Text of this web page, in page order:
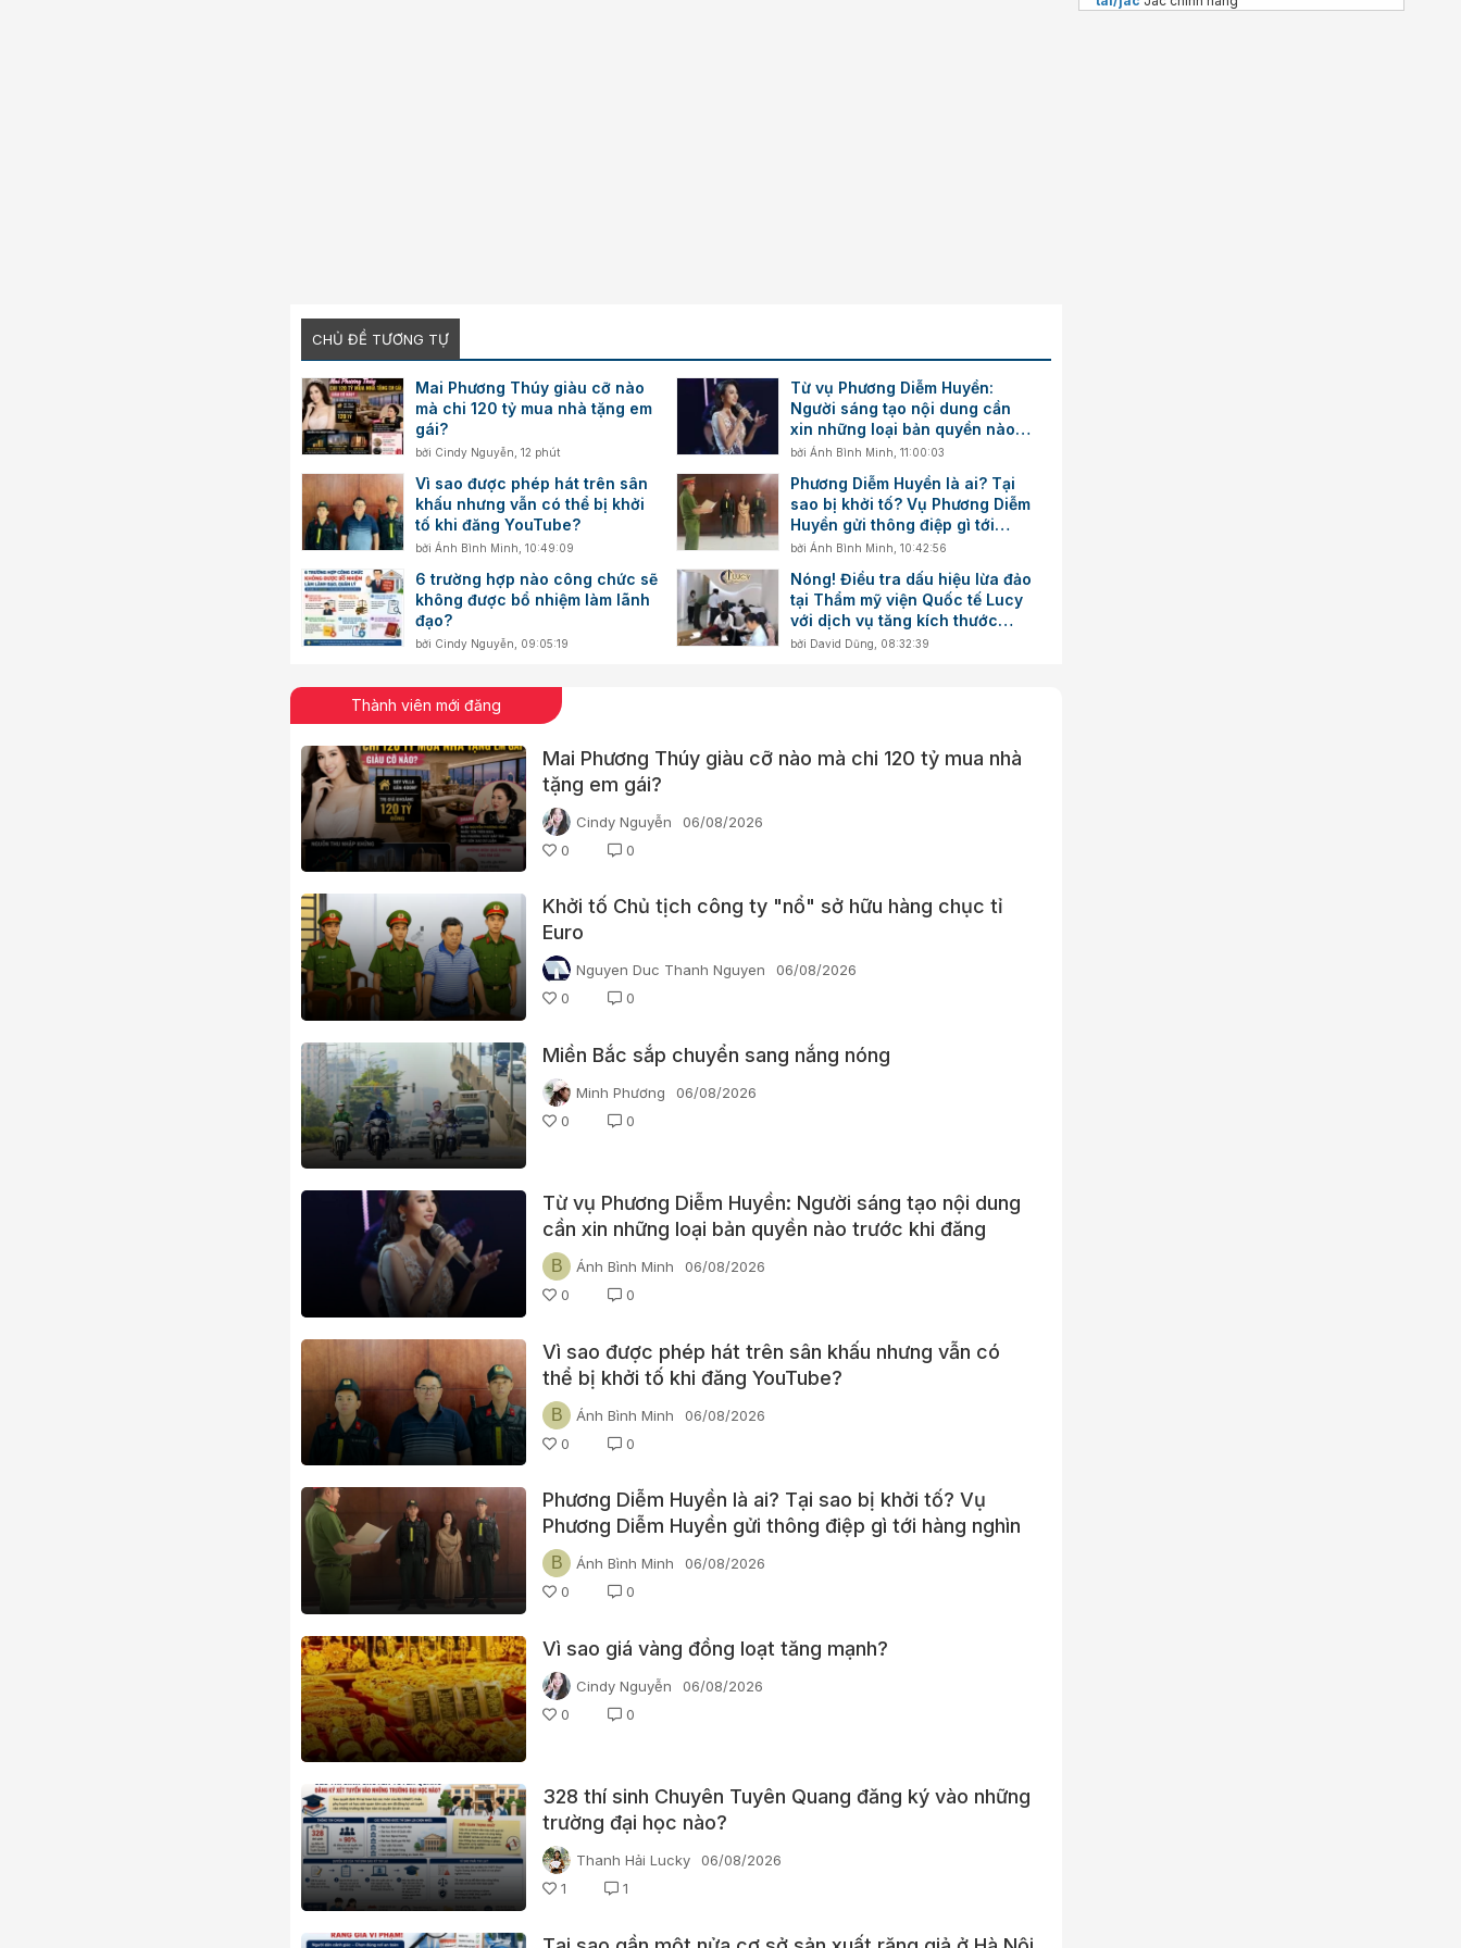
CHỦ ĐỀ TƯƠNG TỰ
Mai Phương Thúy giàu cỡ nào
mà chi 120 tỷ mua nhà tặng em
gái?
bởi Cindy Nguyễn 12 phút
Từ vụ Phương Diễm Huyền:
Người sáng tạo nội dung cần
xin những loại bản quyền nào
trước khi đăng video?
bởi Ánh Bình Minh 11:00:03
Vì sao được phép hát trên sân
khấu nhưng vẫn có thể bị khởi
tố khi đăng YouTube?
bởi Ánh Bình Minh 10:49:09
Phương Diễm Huyền là ai? Tại
sao bị khởi tố? Vụ Phương Diễm
Huyền gửi thông điệp gì tới
hàng nghìn YouTuber Việt
bởi Ánh Bình Minh 10:42:56
6 trường hợp nào công chức sẽ
không được bổ nhiệm làm lãnh
đạo?
bởi Cindy Nguyễn 09:05:19
Nóng! Điều tra dấu hiệu lừa đảo
tại Thẩm mỹ viện Quốc tế Lucy
với dịch vụ tăng kích thước
d.ương v.ật
bởi David Dũng 08:32:39
Thành viên mới đăng
Mai Phương Thúy giàu cỡ nào mà chi 120 tỷ mua nhà
tặng em gái?
Cindy Nguyễn
06/08/2026
0
0
Khởi tố Chủ tịch công ty "nổ" sở hữu hàng chục tỉ
Euro
Nguyen Duc Thanh Nguyen
06/08/2026
0
0
Miền Bắc sắp chuyển sang nắng nóng
Minh Phương
06/08/2026
0
0
Từ vụ Phương Diễm Huyền: Người sáng tạo nội dung
cần xin những loại bản quyền nào trước khi đăng
video?
B Ánh Bình Minh
06/08/2026
0
0
Vì sao được phép hát trên sân khấu nhưng vẫn có
thể bị khởi tố khi đăng YouTube?
B Ánh Bình Minh
06/08/2026
0
0
Phương Diễm Huyền là ai? Tại sao bị khởi tố? Vụ
Phương Diễm Huyền gửi thông điệp gì tới hàng nghìn
YouTuber Việt Nam?
B Ánh Bình Minh
06/08/2026
0
0
Vì sao giá vàng đồng loạt tăng mạnh?
Cindy Nguyễn
06/08/2026
0
0
328 thí sinh Chuyên Tuyên Quang đăng ký vào những
trường đại học nào?
Thanh Hải Lucky
06/08/2026
1
1